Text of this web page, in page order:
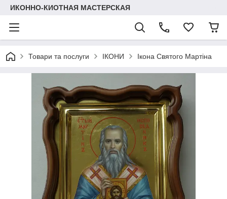
ИКОННО-КИОТНАЯ МАСТЕРСКАЯ
Товари та послуги ІКОНИ Ікона Святого Мартіна